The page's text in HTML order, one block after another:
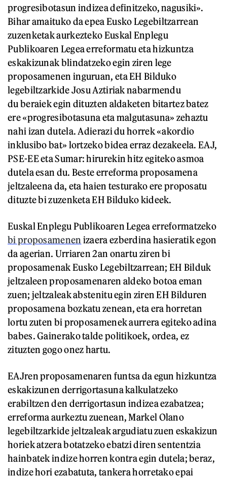
progresibotasun indizea definitzeko, nagusiki».
Bihar amaituko da epea Eusko Legebiltzarrean
zuzenketak aurkezteko Euskal Enplegu
Publikoaren Legea erreformatu eta hizkuntza
eskakizunak blindatzeko egin ziren lege
proposamenen inguruan, eta EH Bilduko
legebiltzarkide Josu Aztiriak nabarmendu
du beraiek egin dituzten aldaketen bitartez batez
ere «progresibotasuna eta malgutasuna» zehaztu
nahi izan dutela. Adierazi du horrek «akordio
inklusibo bat» lortzeko bidea erraz dezakeela. EAJ,
PSE-EE eta Sumar: hirurekin hitz egiteko asmoa
dutela esan du. Beste erreforma proposamena
jeltzaleena da, eta haien testurako ere proposatu
dituzte bi zuzenketa EH Bilduko kideek.
Euskal Enplegu Publikoaren Legea erreformatzeko
bi proposamenen izaera ezberdina hasieratik egon
da agerian. Urriaren 2an onartu ziren bi
proposamenak Eusko Legebiltzarrean; EH Bilduk
jeltzaleen proposamenaren aldeko botoa eman
zuen; jeltzaleak abstenitu egin ziren EH Bilduren
proposamena bozkatu zenean, eta era horretan
lortu zuten bi proposamenek aurrera egiteko adina
babes. Gainerako talde politikoek, ordea, ez
zituzten gogo onez hartu.
EAJren proposamenaren funtsa da egun hizkuntza
eskakizunen derrigortasuna kalkulatzeko
erabiltzen den derrigortasun indizea ezabatzea;
erreforma aurkeztu zuenean, Markel Olano
legebiltzarkide jeltzaleak argudiatu zuen eskakizun
horiek atzera botatzeko ebatzi diren sententzia
hainbatek indize horren kontra egin dutela; beraz,
indize hori ezabatuta, tankera horretako epai